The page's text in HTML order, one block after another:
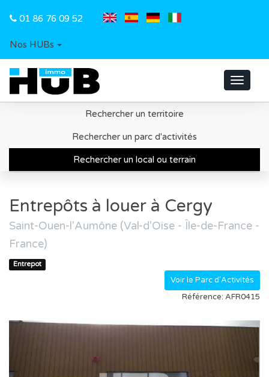
01 86 76 09 52
Nos HUBs
Toggle
Rechercher un territoire
Rechercher un parc d'activités
Rechercher un local ou terrain
Recherche d'un local ou d'un terrain
Territoire de Cergy-Pontoise
Entrepôts à louer à Cergy
Entrepôts à louer à Cergy
Saint-Ouen-l'Aumône (Val-d'Oise - Île-de-France -
France)
Entrepot
Voir le Parc d'Activités
Référence: AFR0415